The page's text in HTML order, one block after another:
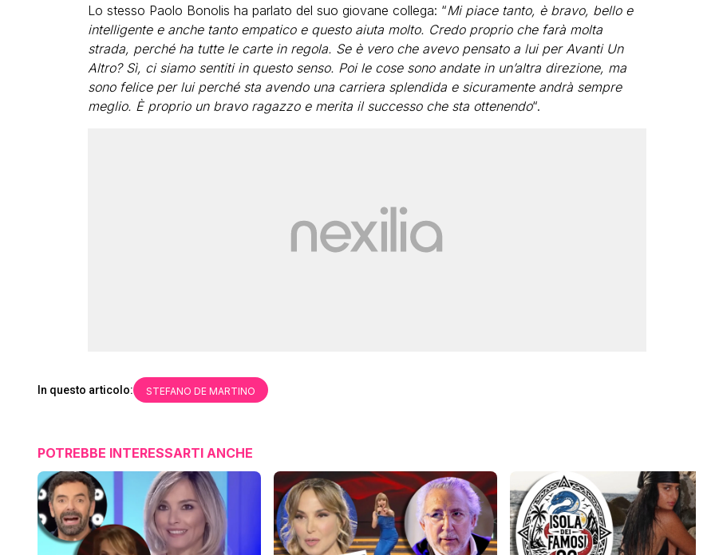
Lo stesso Paolo Bonolis ha parlato del suo giovane collega: “Mi piace tanto, è bravo, bello e
intelligente e anche tanto empatico e questo aiuta molto. Credo proprio che farà molta
strada, perché ha tutte le carte in regola. Se è vero che avevo pensato a lui per Avanti Un
Altro? Sì, ci siamo sentiti in questo senso. Poi le cose sono andate in un’altra direzione, ma
sono felice per lui perché sta avendo una carriera splendida e sicuramente andrà sempre
meglio. È proprio un bravo ragazzo e merita il successo che sta ottenendo“.
In questo articolo: STEFANO DE MARTINO
POTREBBE INTERESSARTI ANCHE